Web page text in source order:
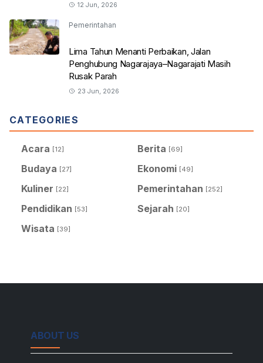
12 Jun, 2026
Pemerintahan
Lima Tahun Menanti Perbaikan, Jalan
Penghubung Nagarajaya–Nagarajati Masih
Rusak Parah
23 Jun, 2026
CATEGORIES
Acara [12] Berita [69]
Budaya [27] Ekonomi [49]
Kuliner [22] Pemerintahan [252]
Pendidikan [53] Sejarah [20]
Wisata [39]
ABOUT US